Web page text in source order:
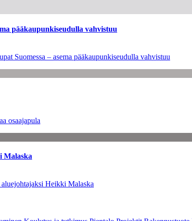
pääkaupunkiseudulla vahvistuu
Suomessa – asema pääkaupunkiseudulla vahvistuu
osaajapula
Malaska
Heikki Malaska